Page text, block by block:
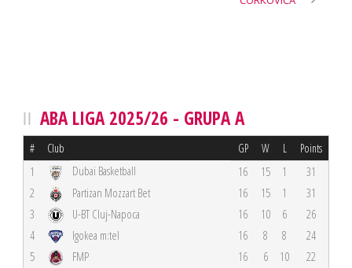
ABA LIGA 2025/26 - GRUPA A
# Club GP W L Points
1 Dubai Basketball 16 15 1
31
2
Partizan Mozzart Bet 16 15 1
31
3
U-BT Cluj-Napoca 16 10 6
26
4
Igokea m:tel 16 8 8
24
5
FMP 16 6 10
22